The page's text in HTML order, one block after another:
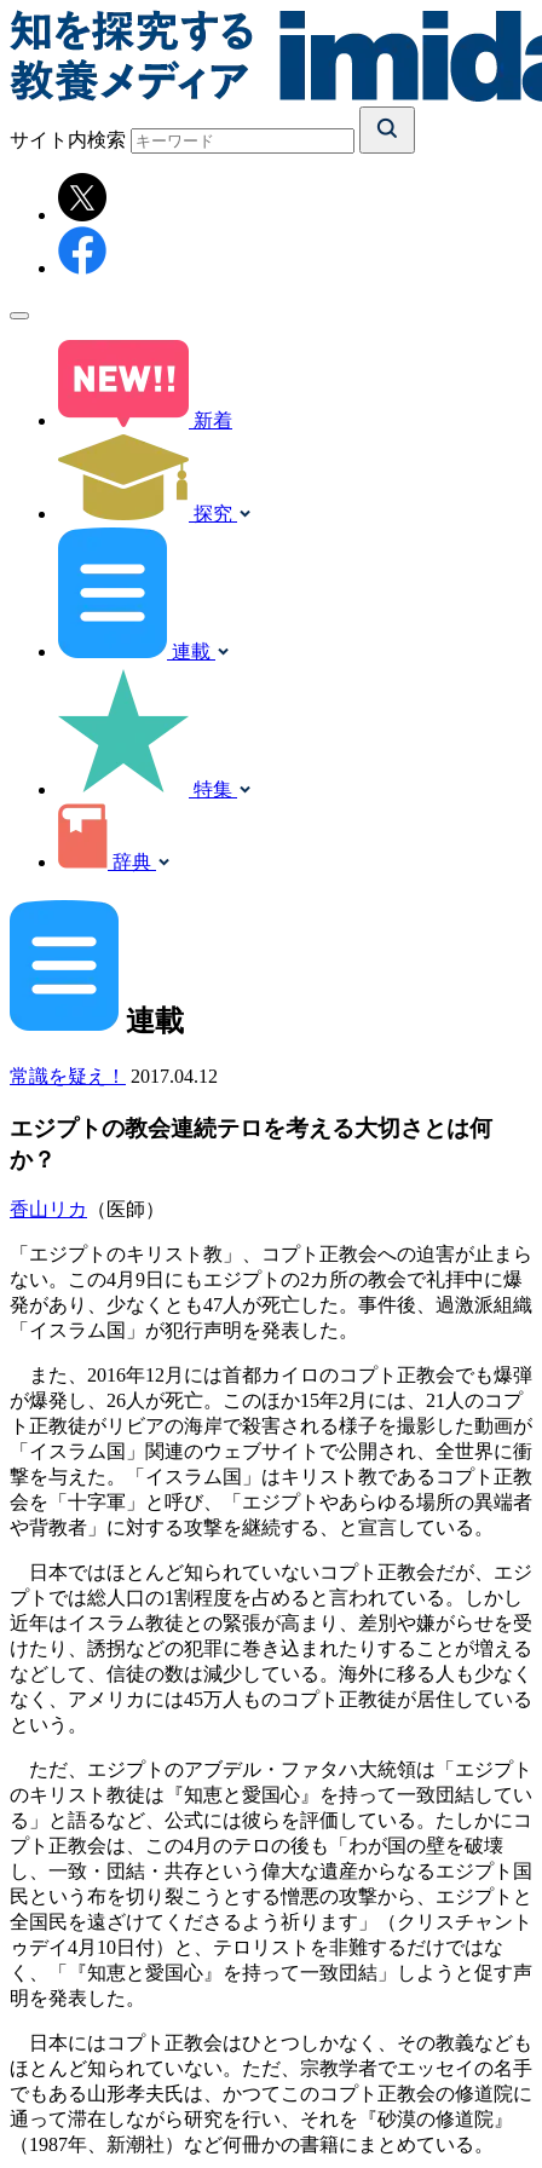
サイト内検索
新着
探究
連載
特集
辞典
連載
常識を疑え！ 2017.04.12
エジプトの教会連続テロを考える大切さとは何
か？
香山リカ （医師）
「エジプトのキリスト教」、コプト正教会への迫害が止まら
ない。この4月9日にもエジプトの2カ所の教会で礼拝中に爆
発があり、少なくとも47人が死亡した。事件後、過激派組織
「イスラム国」が犯行声明を発表した。
また、2016年12月には首都カイロのコプト正教会でも爆弾
が爆発し、26人が死亡。このほか15年2月には、21人のコプ
ト正教徒がリビアの海岸で殺害される様子を撮影した動画が
「イスラム国」関連のウェブサイトで公開され、全世界に衝
撃を与えた。「イスラム国」はキリスト教であるコプト正教
会を「十字軍」と呼び、「エジプトやあらゆる場所の異端者
や背教者」に対する攻撃を継続する、と宣言している。
日本ではほとんど知られていないコプト正教会だが、エジ
プトでは総人口の1割程度を占めると言われている。しかし
近年はイスラム教徒との緊張が高まり、差別や嫌がらせを受
けたり、誘拐などの犯罪に巻き込まれたりすることが増える
などして、信徒の数は減少している。海外に移る人も少なく
なく、アメリカには45万人ものコプト正教徒が居住している
という。
ただ、エジプトのアブデル・ファタハ大統領は「エジプト
のキリスト教徒は『知恵と愛国心』を持って一致団結してい
る」と語るなど、公式には彼らを評価している。たしかにコ
プト正教会は、この4月のテロの後も「わが国の壁を破壊
し、一致・団結・共存という偉大な遺産からなるエジプト国
民という布を切り裂こうとする憎悪の攻撃から、エジプトと
全国民を遠ざけてくださるよう祈ります」（クリスチャント
ゥデイ4月10日付）と、テロリストを非難するだけではな
く、「『知恵と愛国心』を持って一致団結」しようと促す声
明を発表した。
日本にはコプト正教会はひとつしかなく、その教義なども
ほとんど知られていない。ただ、宗教学者でエッセイの名手
でもある山形孝夫氏は、かつてこのコプト正教会の修道院に
通って滞在しながら研究を行い、それを『砂漠の修道院』
（1987年、新潮社）など何冊かの書籍にまとめている。